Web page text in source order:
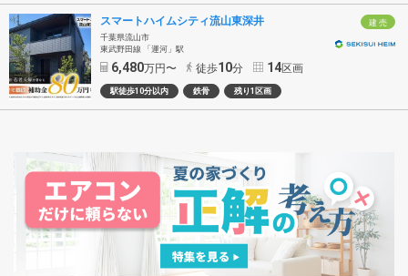
建 売
スマートハイムシティ流山東深井
千葉県流山市
東武野田線 「運河」駅
6,480万円〜 徒歩10分 14区画
駅徒歩10分以内 鉄骨 残り1区画